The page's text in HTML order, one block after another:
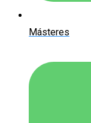
Másteres